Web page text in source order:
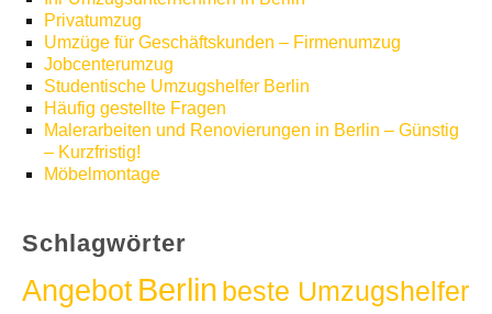
Privatumzug
Umzüge für Geschäftskunden – Firmenumzug
Jobcenterumzug
Studentische Umzugshelfer Berlin
Häufig gestellte Fragen
Malerarbeiten und Renovierungen in Berlin – Günstig
– Kurzfristig!
Möbelmontage
Schlagwörter
AngebotBerlin beste Umzugshelfer